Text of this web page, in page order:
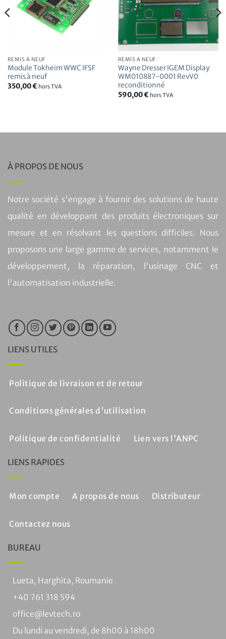
REMIS À NEUF
Module Tokheim WWC IFSF
remis à neuf
350,00€ hors TVA
REMIS À NEUF
Wayne Dresser IGEM Display
WM010887-0001 RevV0
reconditionné
590,00€ hors TVA
À PROPOS DE NOUS
Notre société s'engage à fournir des solutions de haute
qualité en développant des produits électroniques sur
mesure et en résolvant les questions difficiles. Nous
proposons une large gamme de services, notamment le
développement, la réparation, l'usinage CNC et
l'automatisation industrielle.
LIENS UTILES
Politique de livraison et de retour
Conditions générales d'utilisation
Politique de confidentialité Lien vers l'ANPC
LIENS RAPIDES
Mon compte A propos de nous Distributeur
Contactez nous
BUREAU
Lueta, Harghita, Roumanie
+40 761 318 594
office@levtech.ro
Du lundi au vendredi, de 8h00 à 18h00